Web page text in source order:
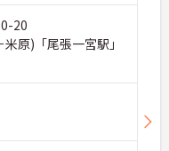
20
原)「尾張一宮駅」